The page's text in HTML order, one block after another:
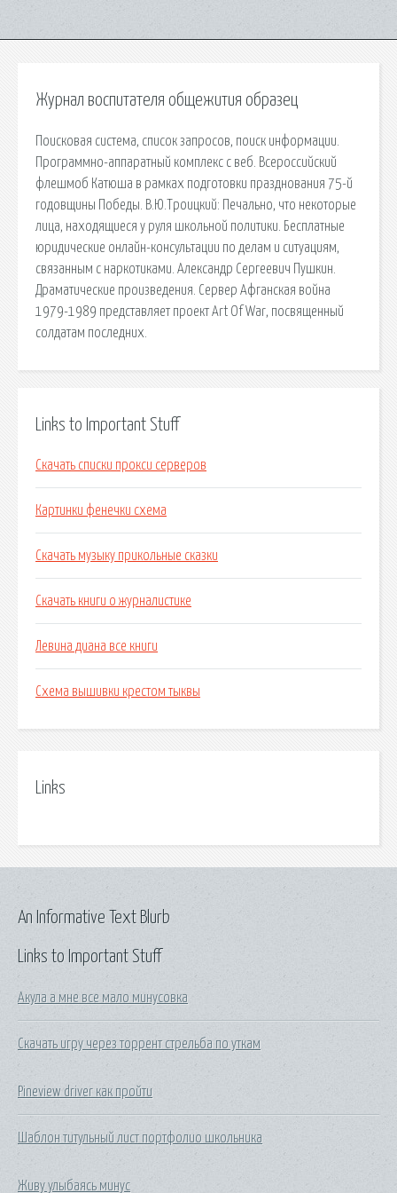
Журнал воспитателя общежития образец
Поисковая сиcтема, список запросов, поиск информации.
Программно-аппаратный комплекс с веб. Всероссийский
флешмоб Катюша в рамках подготовки празднования 75-й
годовщины Победы. В.Ю.Троицкий: Печально, что некоторые
лица, находящиеся у руля школьной политики. Бесплатные
юридические онлайн-консультации по делам и ситуациям,
связанным с наркотиками. Александр Сергеевич Пушкин.
Драматические произведения. Сервер Афганская война
1979-1989 представляет проект Art Of War, посвященный
солдатам последних.
Links to Important Stuff
Скачать списки прокси серверов
Картинки фенечки схема
Скачать музыку прикольные сказки
Скачать книги о журналистике
Левина диана все книги
Схема вышивки крестом тыквы
Links
Links to Important Stuff
Акула а мне все мало минусовка
Скачать игру через торрент стрельба по уткам
Pineview driver как пройти
Шаблон титульный лист портфолио школьника
Живу улыбаясь минус
An Informative Text Blurb